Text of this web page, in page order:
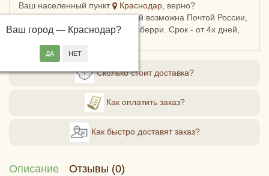
Ваш населенный пункт
Краснодар , верно?
Ваш город — Краснодар?
Доставка в Краснодарский край возможна Почтой России,
СДЭКом, Пятерочкой или Боксберри. Срок - от 4х дней,
Сколько стоит доставка?
Как оплатить заказ?
Как быстро доставят заказ?
Описание Отзывы (0)